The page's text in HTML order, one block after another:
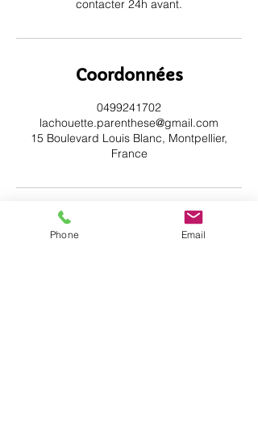
contacter 24h avant.
Coordonnées
0499241702
lachouette.parenthese@gmail.com
15 Boulevard Louis Blanc, Montpellier,
France
Phone Email